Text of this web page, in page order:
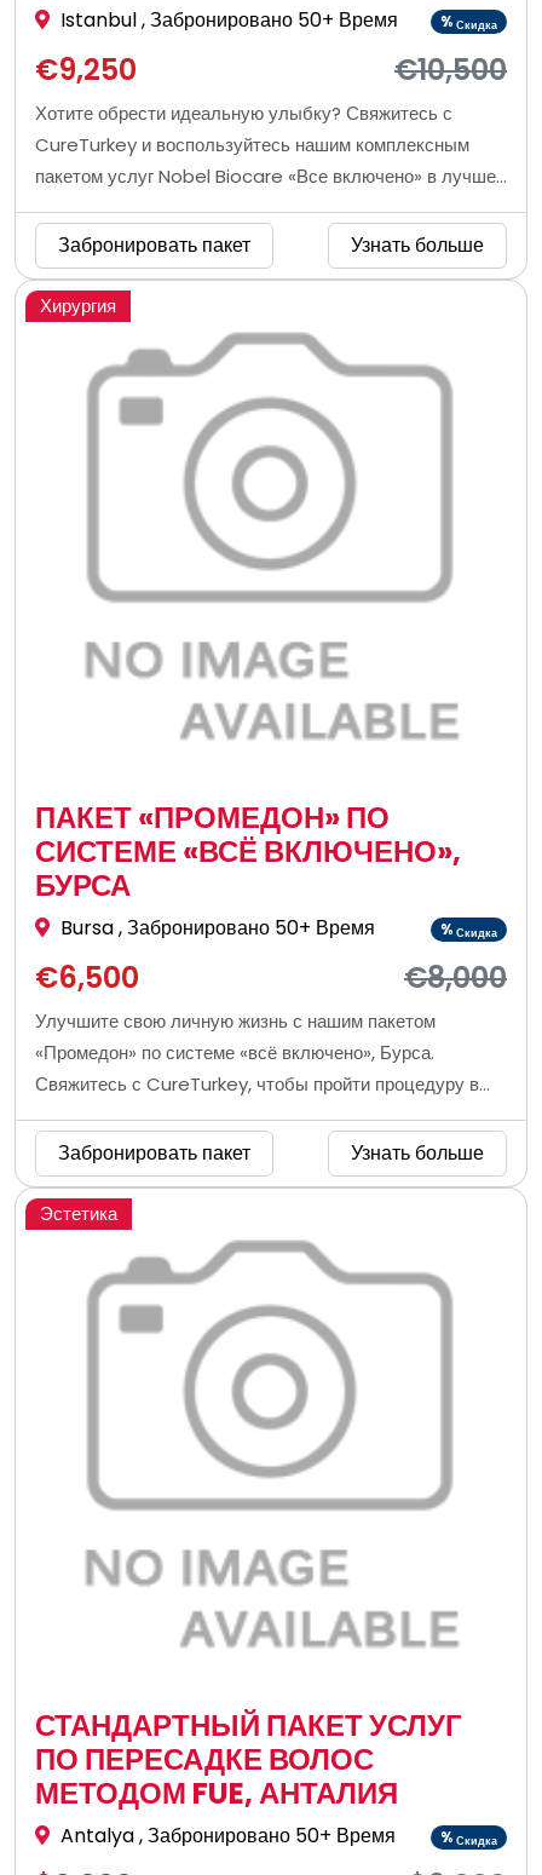
Istanbul, Забронировано 50+ Время %Скидка
€9,250 €10,500
Хотите обрести идеальную улыбку? Свяжитесь с
CureTurkey и воспользуйтесь нашим комплексным
пакетом услуг Nobel Biocare «Все включено» в лучшей
стоматологической клинике Стамбула!
Забронировать пакет Узнать больше
Хирургия
ПАКЕТ «ПРОМЕДОН» ПО
СИСТЕМЕ «ВСЁ ВКЛЮЧЕНО»,
БУРСА
Bursa, Забронировано 50+ Время %Скидка
€6,500 €8,000
Улучшите свою личную жизнь с нашим пакетом
«Промедон» по системе «всё включено», Бурса.
Свяжитесь с CureTurkey, чтобы пройти процедуру в
частной клинике мужского здоровья в Бурсе, Турция.
Забронировать пакет Узнать больше
Эстетика
СТАНДАРТНЫЙ ПАКЕТ УСЛУГ
ПО ПЕРЕСАДКЕ ВОЛОС
МЕТОДОМ FUE, АНТАЛИЯ
Antalya, Забронировано 50+ Время %Скидка